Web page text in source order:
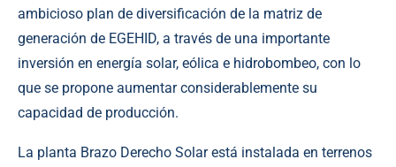
ambicioso plan de diversificación de la matriz de
generación de EGEHID, a través de una importante
inversión en energía solar, eólica e hidrobombeo, con lo
que se propone aumentar considerablemente su
capacidad de producción.
La planta Brazo Derecho Solar está instalada en terrenos